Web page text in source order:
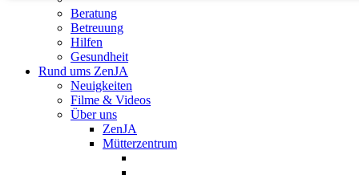
Beratung
Betreuung
Hilfen
Gesundheit
Rund ums ZenJA
Neuigkeiten
Filme & Videos
Über uns
ZenJA
Mütterzentrum